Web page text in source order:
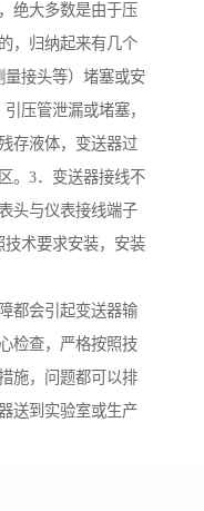
绝大多数是由于压
，归纳起来有几个
量接头等）堵塞或安
压管泄漏或堵塞，
存液体，变送器过
。3．变送器接线不
头与仪表接线端子
术要求安装，安装
都会引起变送器输
检查，严格按照技
施，问题都可以排
送到实验室或生产